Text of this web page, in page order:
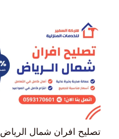
تصليح افران شمال الرياض